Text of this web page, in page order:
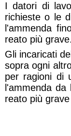
I datori di
richieste o le
l'ammenda
reato più grave.
Gli incaricati
sopra ogni
per ragioni di
l'ammenda
reato più grave